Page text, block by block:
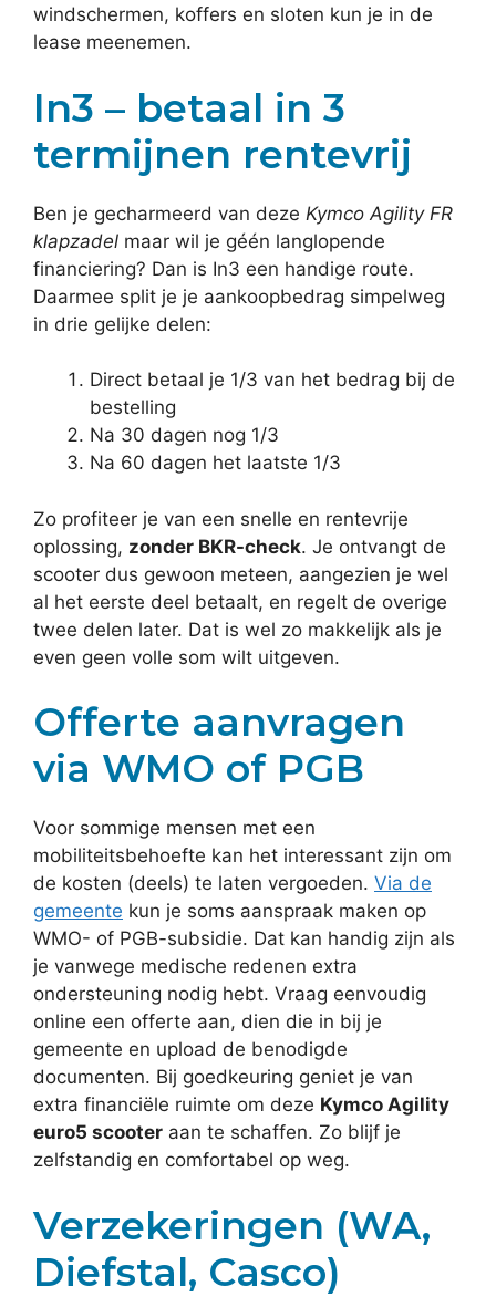
windschermen, koffers en sloten kun je in de
lease meenemen.
In3 – betaal in 3
termijnen rentevrij
Ben je gecharmeerd van deze Kymco Agility FR
klapzadel maar wil je géén langlopende
financiering? Dan is In3 een handige route.
Daarmee split je je aankoopbedrag simpelweg
in drie gelijke delen:
Direct betaal je 1/3 van het bedrag bij de
bestelling
Na 30 dagen nog 1/3
Na 60 dagen het laatste 1/3
Zo profiteer je van een snelle en rentevrije
oplossing, zonder BKR-check. Je ontvangt de
scooter dus gewoon meteen, aangezien je wel
al het eerste deel betaalt, en regelt de overige
twee delen later. Dat is wel zo makkelijk als je
even geen volle som wilt uitgeven.
Offerte aanvragen
via WMO of PGB
Voor sommige mensen met een
mobiliteitsbehoefte kan het interessant zijn om
de kosten (deels) te laten vergoeden. Via de
gemeente kun je soms aanspraak maken op
WMO- of PGB-subsidie. Dat kan handig zijn als
je vanwege medische redenen extra
ondersteuning nodig hebt. Vraag eenvoudig
online een offerte aan, dien die in bij je
gemeente en upload de benodigde
documenten. Bij goedkeuring geniet je van
extra financiële ruimte om deze Kymco Agility
euro5 scooter aan te schaffen. Zo blijf je
zelfstandig en comfortabel op weg.
Verzekeringen (WA,
Diefstal, Casco)